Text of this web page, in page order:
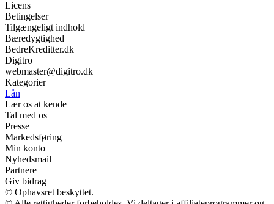
Licens
Betingelser
Tilgængeligt indhold
Bæredygtighed
BedreKreditter.dk
Digitro
webmaster@digitro.dk
Kategorier
Lån
Lær os at kende
Tal med os
Presse
Markedsføring
Min konto
Nyhedsmail
Partnere
Giv bidrag
© Ophavsret beskyttet.